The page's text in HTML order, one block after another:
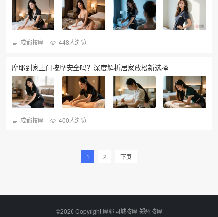
成都按摩 448人浏览
摩耶到家上门按摩安全吗？深度解析居家放松新选择
成都按摩 400人浏览
1 2 下页
©2026 Copyright 摩耶同城按摩郑州按摩